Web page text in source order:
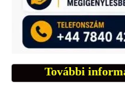
További